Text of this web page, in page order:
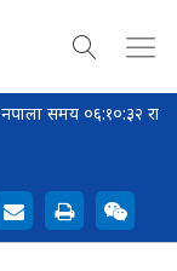
नेपाली समय ०६:१०:३३ राती